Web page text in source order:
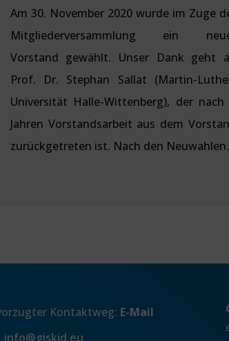
Am 30. November 2020 wurde im Zuge
Mitgliederversammlung ein
Vorstand gewählt. Unser Dank geht
Prof. Dr. Stephan Sallat (Martin-
Universität Halle-Wittenberg), der nach
Jahren Vorstandsarbeit aus dem
zurückgetreten ist. Nach den
Kontaktweg: E-Mail
info@giskid.eu